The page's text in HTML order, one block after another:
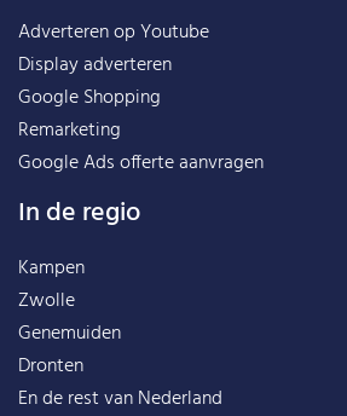
Adverteren op Youtube
Display adverteren
Google Shopping
Remarketing
Google Ads offerte aanvragen
In de regio
Kampen
Zwolle
Genemuiden
Dronten
En de rest vanNederland